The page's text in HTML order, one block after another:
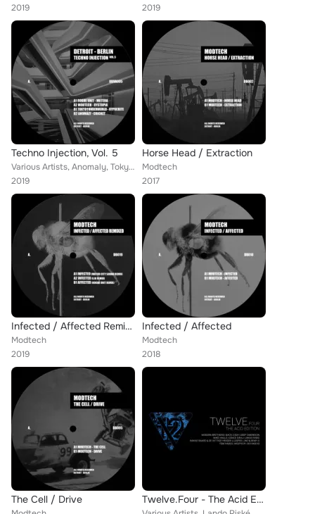
2019
2019
Techno Injection, Vol. 5
Various Artists, Anomaly, Tokyo Underworld, Rogue Unit, Modtech
2019
Horse Head / Extraction
Modtech
2017
Infected / Affected Remixed
Modtech
2019
Infected / Affected
Modtech
2018
The Cell / Drive Twelve.Four - The Acid Edition